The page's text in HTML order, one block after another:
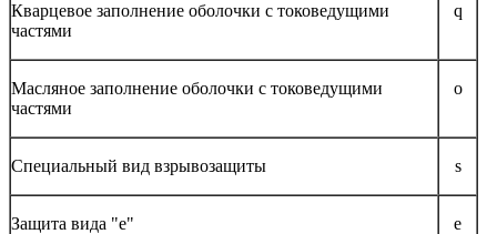
Кварцевое заполнение оболочки с токоведущими
частями
q
Масляное заполнение оболочки с токоведущими
частями
o
Специальный вид взрывозащиты s
Защита вида "е" e